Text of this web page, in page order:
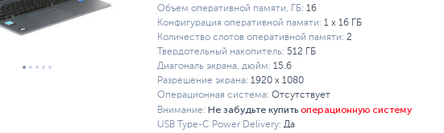
Объем оперативной памяти, ГБ: 16
Конфигурация оперативной памяти: 1 х 16 ГБ
Количество слотов оперативной памяти: 2
Твердотельный накопитель: 512 ГБ
Диагональ экрана, дюйм: 15.6
Разрешение экрана: 1920 x 1080
Операционная система: Отсутствует
Внимание: Не забудьте купить операционную систему
USB Type-C Power Delivery: Да